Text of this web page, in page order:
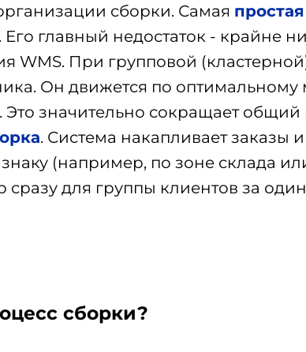
сборки. Самая
главный недостаток - крайне
WMS. При групповой
Он движется по оптимальному
Это значительно сокращает общий
. Система накапливает заказы
(например, по зоне склада
сразу для группы клиентов за
сборки?